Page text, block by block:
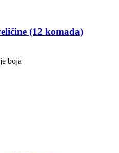
(12 komada)
boja